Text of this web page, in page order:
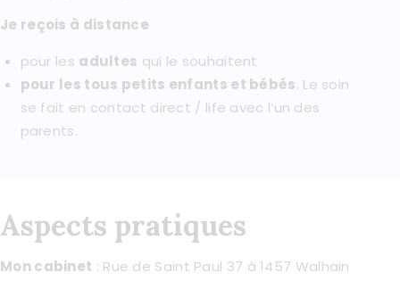
Je reçois à distance
pour les adultes qui le souhaitent
pour les tous petits enfants et bébés. Le soin
se fait en contact direct / life avec l’un des
parents.
Aspects pratiques
Mon cabinet : Rue de Saint Paul 37 à 1457 Walhain